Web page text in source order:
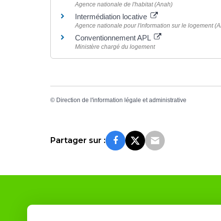
Agence nationale de l'habitat (Anah)
Intermédiation locative
Agence nationale pour l'information sur le logement
Conventionnement APL
Ministère chargé du logement
© Direction de l'information légale et administrative
Partager sur :